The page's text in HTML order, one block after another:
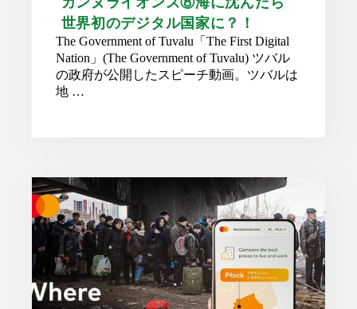
世界初のデジタル国家に？！
The Government of Tuvalu「The First Digital
Nation」(The Government of Tuvalu) ツバル
の政府が公開したスピーチ動画。ツバルは
地 …